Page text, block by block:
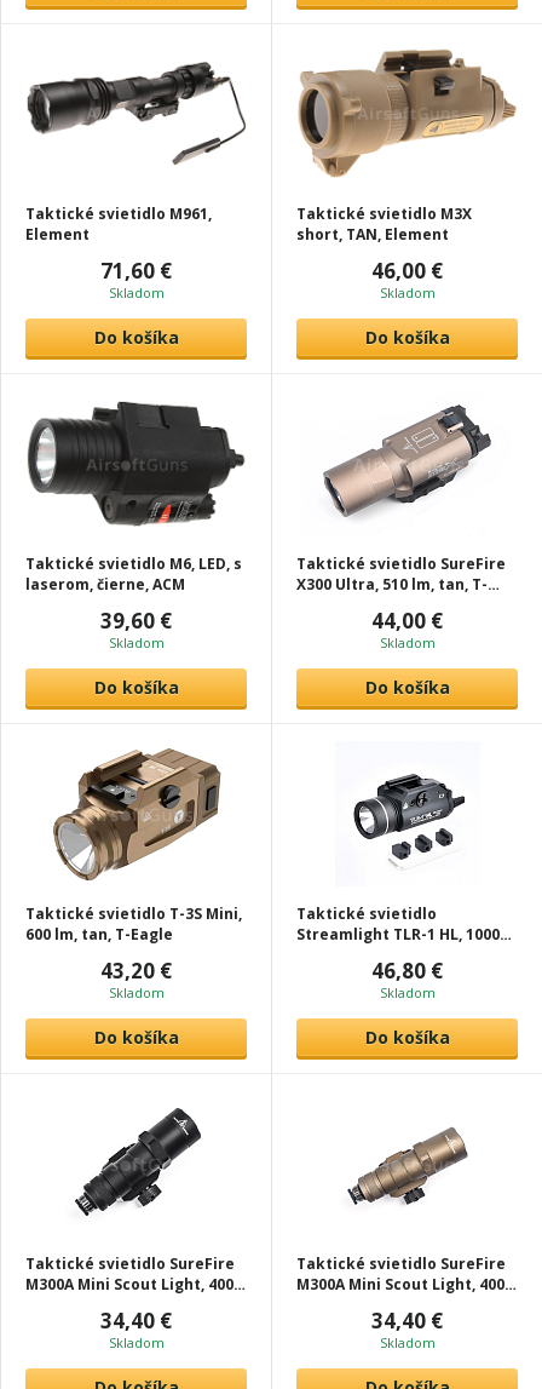
Taktické svietidlo M961,
Element
71,60 €
Skladom
Do košíka
Taktické svietidlo M3X
short, TAN, Element
46,00 €
Skladom
Do košíka
Taktické svietidlo M6, LED, s
laserom, čierne, ACM
39,60 €
Skladom
Do košíka
Taktické svietidlo SureFire
X300 Ultra, 510 lm, tan, T-
44,00 €
Skladom
Do košíka
Taktické svietidlo T-3S Mini,
600 lm, tan, T-Eagle
43,20 €
Skladom
Do košíka
Taktické svietidlo
Streamlight TLR-1 HL, 1000
46,80 €
Skladom
Do košíka
Taktické svietidlo SureFire
M300A Mini Scout Light, 400
34,40 €
Skladom
Taktické svietidlo SureFire
M300A Mini Scout Light, 400
34,40 €
Skladom